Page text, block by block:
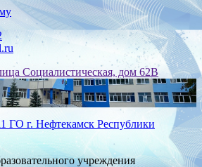
Социалистическая, дом 62В
г. Нефтекамск Республики
учреждения